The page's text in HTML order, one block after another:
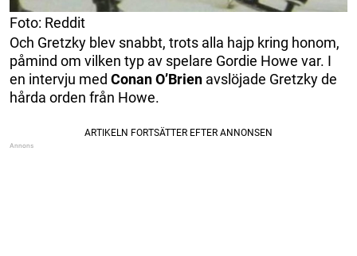
Foto: Reddit
Och Gretzky blev snabbt, trots alla hajp kring honom,
påmind om vilken typ av spelare Gordie Howe var. I
en intervju med ConanO’Brien avslöjade Gretzky de
hårda orden från Howe.